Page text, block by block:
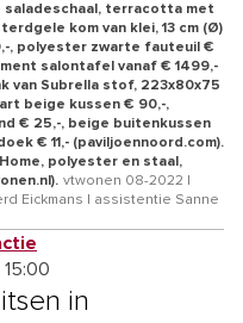
saladeschaal, terracotta met
kom van klei, 13 cm (Ø)
, polyester zwarte fauteuil €
salontafel vanaf € 1499,-
van Subrella stof, 223x80x75
beige kussen € 90,-,
€ 25,-, beige buitenkussen
€ 11,- (paviljoennoord.com).
polyester en staal,
vtwonen 08-2022 |
Eickmans | assistentie Sanne
15:00
in